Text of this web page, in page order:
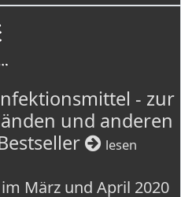
- zur
und anderen
lesen
März und April 2020